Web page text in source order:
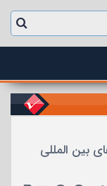
بین المللی